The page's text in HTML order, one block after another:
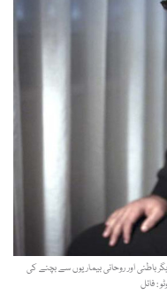
باطنی اور روحانی بیماریوں سے بچنے کی
: فائل